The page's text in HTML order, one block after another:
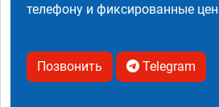
телефону и фиксированные
Позвонить Telegram